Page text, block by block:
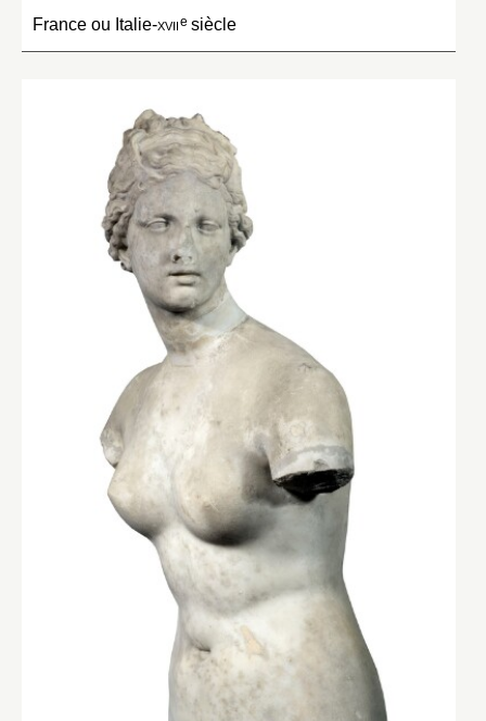
France ou Italie-xviie siècle